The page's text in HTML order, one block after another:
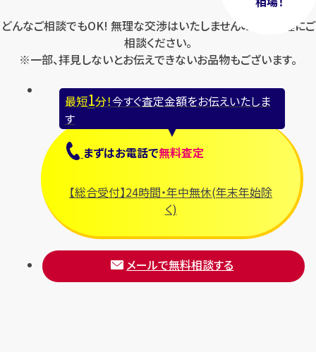
どんなご相談でもOK! 無理な交渉はいたしませんのでお気軽にご
相談ください。
※一部、拝見しないとお伝えできないお品物もございます。
最短1分！今すぐ査定金額をお伝えいたしま
す
まずはお電話で無料査定
【総合受付】24時間・年中無休(年末年始除
く)
メールで無料相談する